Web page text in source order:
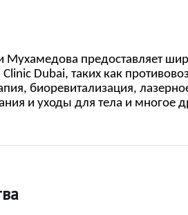
Мухамедова предоставляет
Dubai, таких как
биоревитализация,
и уходы для тела и многое